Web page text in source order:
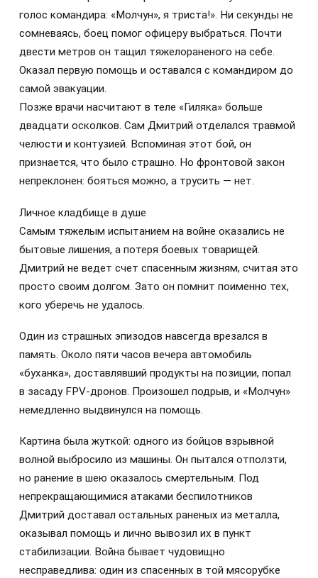
голос командира: «Молчун», я триста!». Ни секунды не
сомневаясь, боец помог офицеру выбраться. Почти
двести метров он тащил тяжелораненого на себе.
Оказал первую помощь и оставался с командиром до
самой эвакуации.
Позже врачи насчитают в теле «Гиляка» больше
двадцати осколков. Сам Дмитрий отделался травмой
челюсти и контузией. Вспоминая этот бой, он
признается, что было страшно. Но фронтовой закон
непреклонен: бояться можно, а трусить — нет.
Личное кладбище в душе
Самым тяжелым испытанием на войне оказались не
бытовые лишения, а потеря боевых товарищей.
Дмитрий не ведет счет спасенным жизням, считая это
просто своим долгом. Зато он помнит поименно тех,
кого уберечь не удалось.
Один из страшных эпизодов навсегда врезался в
память. Около пяти часов вечера автомобиль
«буханка», доставлявший продукты на позиции, попал
в засаду FPV-дронов. Произошел подрыв, и «Молчун»
немедленно выдвинулся на помощь.
Картина была жуткой: одного из бойцов взрывной
волной выбросило из машины. Он пытался отползти,
но ранение в шею оказалось смертельным. Под
непрекращающимися атаками беспилотников
Дмитрий доставал остальных раненых из металла,
оказывал помощь и лично вывозил их в пункт
стабилизации. Война бывает чудовищно
несправедлива: один из спасенных в той мясорубке